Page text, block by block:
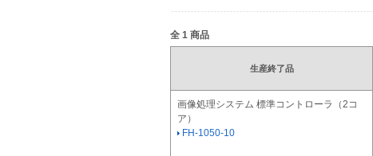
全 1 商品
生産終了品
画像処理システム 標準コントローラ（2コ
ア）
FH-1050-10